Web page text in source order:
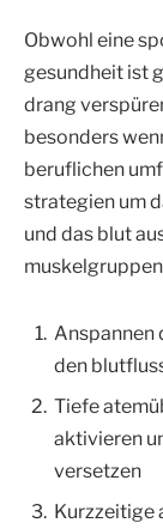
Obwohl eine
gesundheit ist
drang
besonders
beruflichen
strategien um
und das blut
Anspannen
den
Tiefe
aktivieren
versetzen
Kurzzeitige